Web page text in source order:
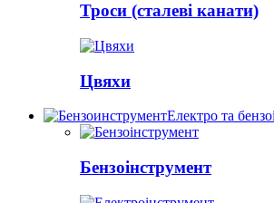
Троси (сталеві канати)
Цвяхи
Електро та
Бензоінструмент